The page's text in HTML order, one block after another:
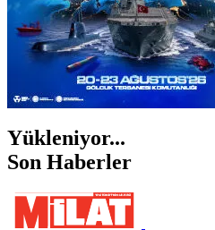
Yükleniyor...
Son Haberler